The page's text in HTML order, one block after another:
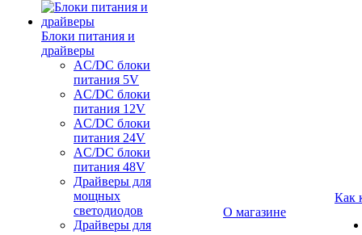
Блоки питания и
драйверы
AC/DC блоки
питания 5V
AC/DC блоки
питания 12V
AC/DC блоки
питания 24V
AC/DC блоки
питания 48V
Драйверы для
мощных
светодиодов
Драйверы для
О магазине
Как